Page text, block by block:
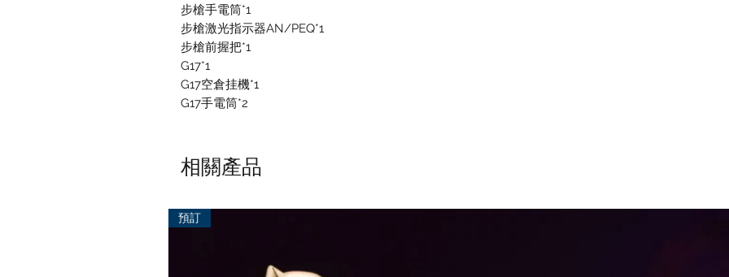
步槍手電筒*1
步槍激光指示器AN/PEQ*1
步槍前握把*1
G17*1
G17空倉挂機*1
G17手電筒*2
相關產品
預訂